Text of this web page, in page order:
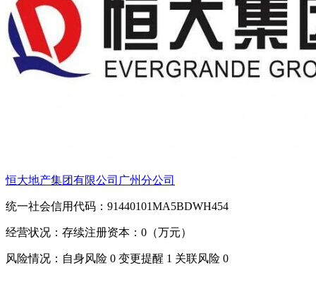
恒大地产集团有限公司广州分公司
统一社会信用代码：91440101MA5BDWH454
经营状况：存续注册资本：0（万元）
风险情况：自身风险 0 变更提醒 1 关联风险 0